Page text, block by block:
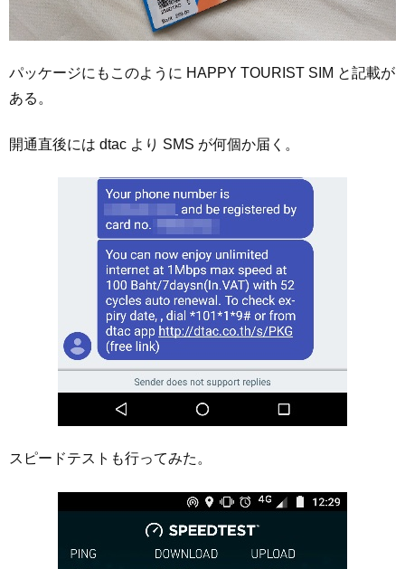
パッケージにもこのように HAPPY TOURIST SIM と記載が
ある。
開通直後には dtac より SMS が何個か届く。
スピードテストも行ってみた。